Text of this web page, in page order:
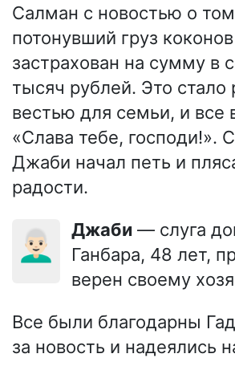
Салман с новостью о
потонувший груз
застрахован на сумму в
тысяч рублей. Это стало
вестью для семьи, и все
«Слава тебе, господи!».
Джаби начал петь и
радости.
👨🏻‍🦳 Джаби — слуга
Ганбара, 48 лет,
верен своему
Все были благодарны
за новость и надеялись